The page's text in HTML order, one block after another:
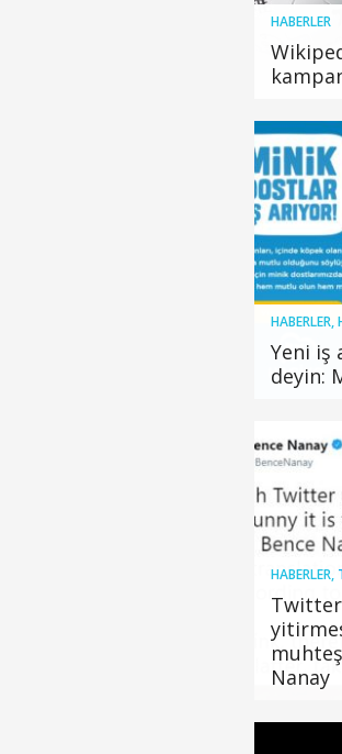
HABERLER
HABERLER,
Yeni iş
deyin:
HABERLER,
Twitter
Nanay